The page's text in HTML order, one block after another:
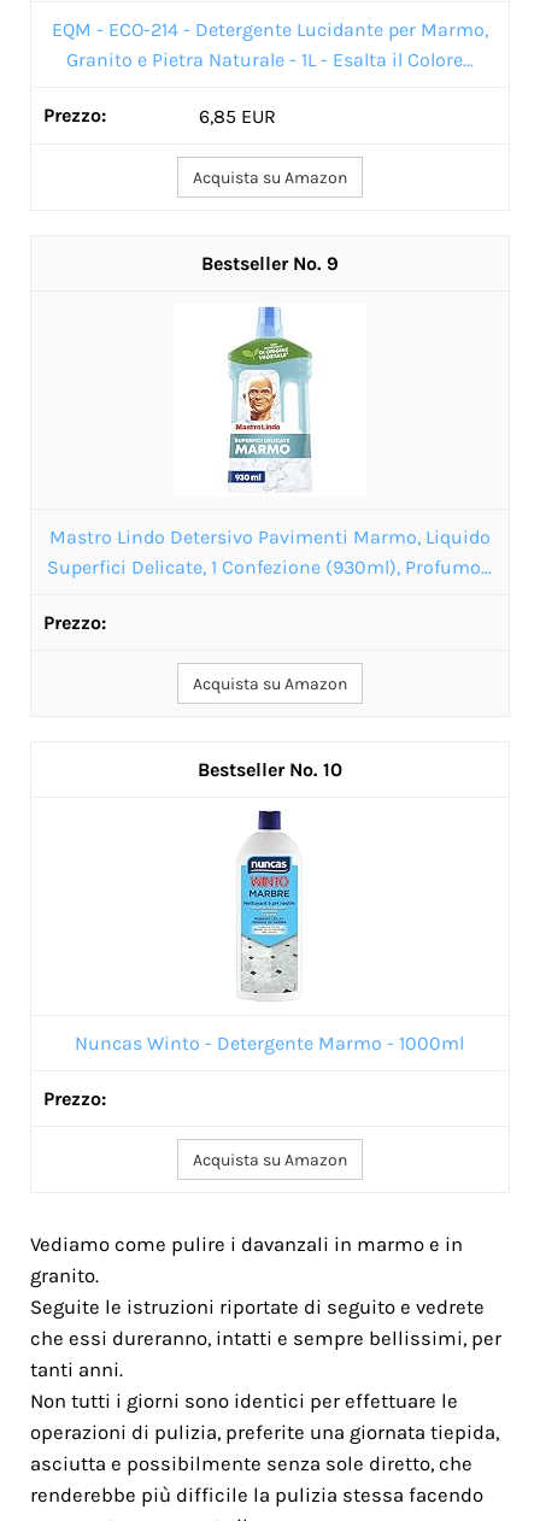
EQM - ECO-214 - Detergente Lucidante per Marmo,
Granito e Pietra Naturale - 1L - Esalta il Colore...
6,85 EUR
Acquista su Amazon
9
Mastro Lindo Detersivo Pavimenti Marmo, Liquido
Superfici Delicate, 1 Confezione (930ml), Profumo...
Acquista su Amazon
10
Nuncas Winto - Detergente Marmo - 1000ml
Acquista su Amazon
Vediamo come pulire i davanzali in marmo e in
granito.
Seguite le istruzioni riportate di seguito e vedrete
che essi dureranno, intatti e sempre bellissimi, per
tanti anni.
Non tutti i giorni sono identici per effettuare le
operazioni di pulizia, preferite una giornata tiepida,
asciutta e possibilmente senza sole diretto, che
renderebbe più difficile la pulizia stessa facendo